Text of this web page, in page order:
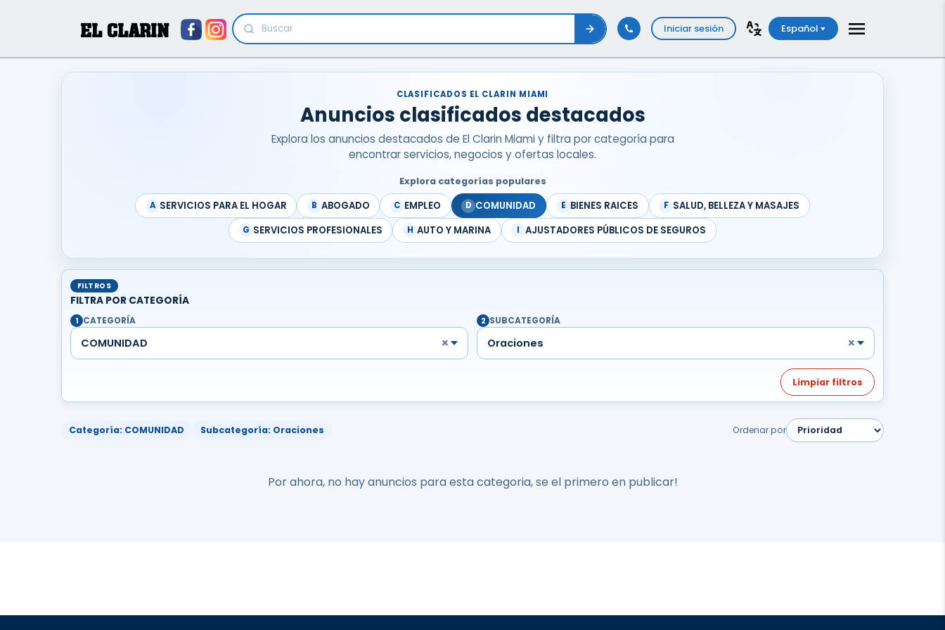
EL CLARIN Iniciar sesión Español
CLASIFICADOS EL CLARIN MIAMI
Anuncios clasificados destacados
Explora los anuncios destacados de El Clarin Miami y filtra por categoría para
encontrar servicios, negocios y ofertas locales.
Explora categorías populares
A SERVICIOS PARA EL HOGAR B ABOGADO C EMPLEO D COMUNIDAD E BIENES RAICES F SALUD, BELLEZA Y MASAJES
G SERVICIOS PROFESIONALES H AUTO Y MARINA I AJUSTADORES PÚBLICOS DE SEGUROS
FILTROS
FILTRA POR CATEGORÍA
1 CATEGORÍA
COMUNIDAD ×
2 SUBCATEGORÍA
Oraciones ×
Limpiar filtros
Categoría: COMUNIDAD Subcategoría: Oraciones Ordenar por
Por ahora, no hay anuncios para esta categoria, se el primero en publicar!